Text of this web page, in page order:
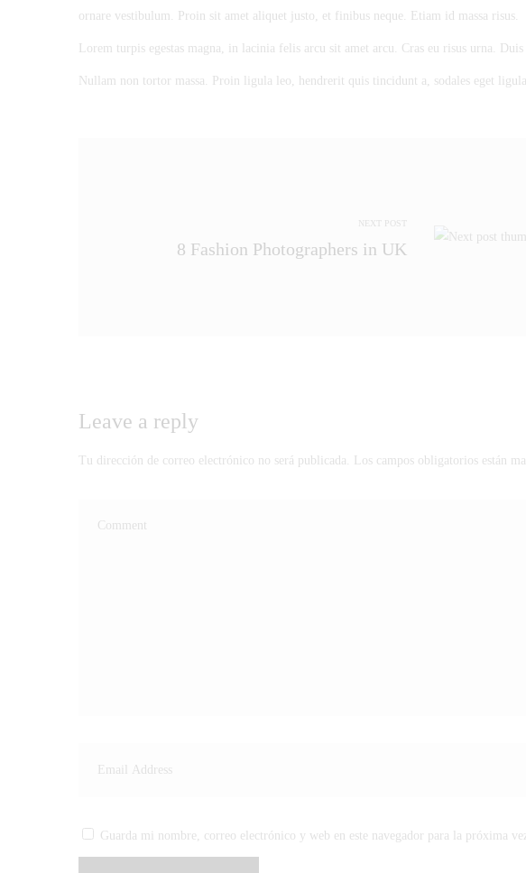
2018-
07-
ornare vestibulum. Proin sit amet aliquet justo, et finibus neque. Etiam id massa risus.
Lorem turpis egestas magna, in lacinia felis arcu sit amet arcu. Cras eu risus urna.
Nullam non tortor massa. Proin ligula leo, hendrerit quis tincidunt a, sodales eget
NEXT POST
8 Fashion Photographers in UK
Leave a reply
Tu dirección de correo electrónico no será publicada. Los campos obligatorios están
Guarda mi nombre, correo electrónico y web en este navegador para la próxima vez